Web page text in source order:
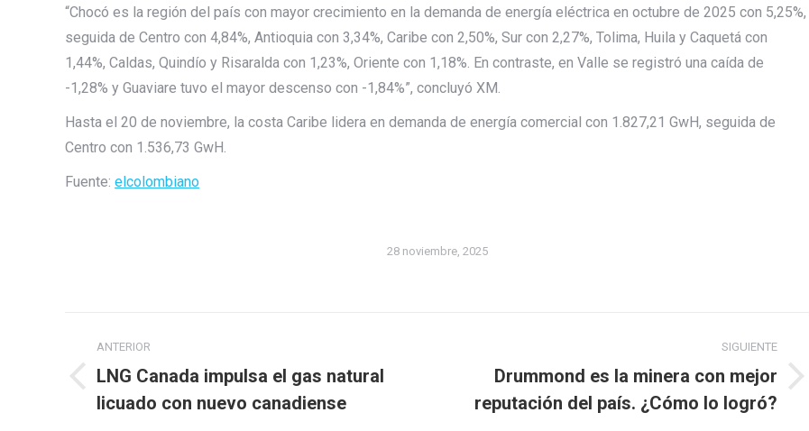
“Chocó es la región del país con mayor crecimiento en la demanda de energía eléctrica en octubre de 2025 con 5,25%,
seguida de Centro con 4,84%, Antioquia con 3,34%, Caribe con 2,50%, Sur con 2,27%, Tolima, Huila y Caquetá con
1,44%, Caldas, Quindío y Risaralda con 1,23%, Oriente con 1,18%. En contraste, en Valle se registró una caída de
-1,28% y Guaviare tuvo el mayor descenso con -1,84%”, concluyó XM.
Hasta el 20 de noviembre, la costa Caribe lidera en demanda de energía comercial con 1.827,21 GwH, seguida de
Centro con 1.536,73 GwH.
Fuente: elcolombiano
28 noviembre, 2025
entre
publicaciones
ANTERIOR
Publicación
anterior:
LNG Canada impulsa el gas natural
licuado con nuevo canadiense
SIGUIENTE
Publicación
siguiente:
Drummond es la minera con mejor
reputación del país. ¿Cómo lo logró?